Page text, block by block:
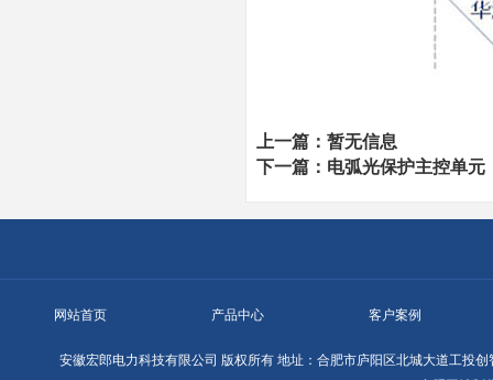
上一篇：暂无信息
下一篇： 电弧光保护主控单元
网站首页 产品中心 客户案例
安徽宏郎电力科技有限公司 版权所有 地址：合肥市庐阳区北城大道工投